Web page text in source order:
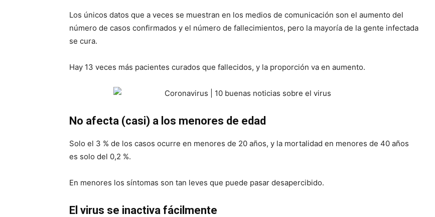
Los únicos datos que a veces se muestran en los medios de comunicación son el aumento del
número de casos confirmados y el número de fallecimientos, pero la mayoría de la gente infectada
se cura.
Hay 13 veces más pacientes curados que fallecidos, y la proporción va en aumento.
No afecta (casi) a los menores de edad
Solo el 3 % de los casos ocurre en menores de 20 años, y la mortalidad en menores de 40 años
es solo del 0,2 %.
En menores los síntomas son tan leves que puede pasar desapercibido.
El virus se inactiva fácilmente